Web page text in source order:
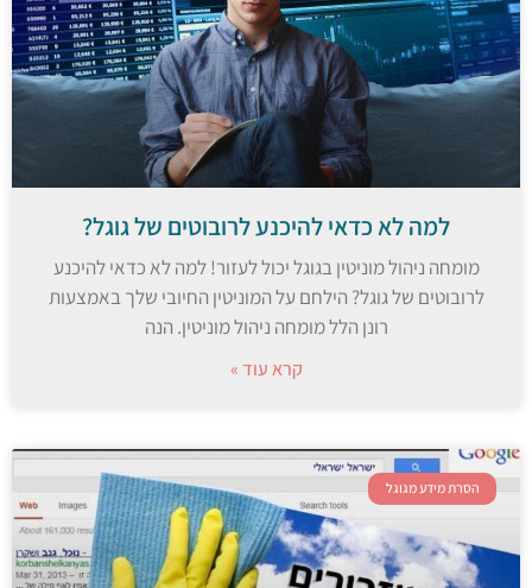
למה לא כדאי להיכנע לרובוטים של גוגל?
מומחה ניהול מוניטין בגוגל יכול לעזור! למה לא כדאי להיכנע
לרובוטים של גוגל? הילחם על המוניטין החיובי שלך באמצעות
רונן הלל מומחה ניהול מוניטין. הנה
קרא עוד »
הסרת מידע מגוגל